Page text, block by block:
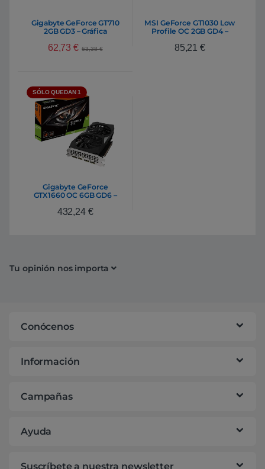
Gigabyte GeForce GT710
2GB GD3 – Gráfica
62,73€ 63,38€
MSI GeForce GT1030 Low
Profile OC 2GB GD4 –
85,21 €
SÓLO QUEDAN 1
Gigabyte GeForce
GTX1660 OC 6GB GD6 –
432,24 €
Tu opinión nos importa
Conócenos
Información
Campañas
Ayuda
Suscríbete a nuestra newsletter